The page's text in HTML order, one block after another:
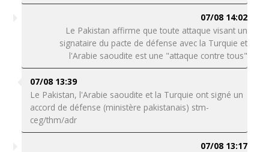
07/08 14:02
Le Pakistan affirme que toute attaque visant un
signataire du pacte de défense avec la Turquie et
l'Arabie saoudite est une "attaque contre tous"
07/08 13:39
Le Pakistan, l'Arabie saoudite et la Turquie ont signé un
accord de défense (ministère pakistanais) stm-
ceg/thm/adr
07/08 13:17